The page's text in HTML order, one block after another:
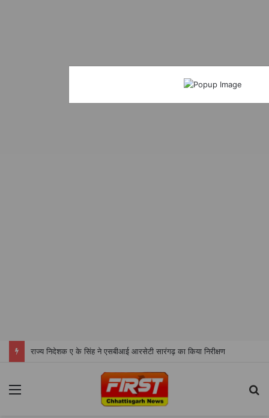
राज्य निदेशक ए के सिंह ने एसबीआई आरसेटी सारंगढ़ का किया निरीक्षण
Menu